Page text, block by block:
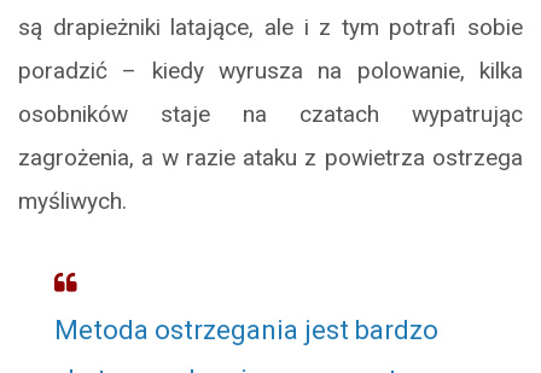
są drapieżniki latające, ale i z tym potrafi sobie
poradzić – kiedy wyrusza na polowanie, kilka
osobników staje na czatach wypatrując
zagrożenia, a w razie ataku z powietrza ostrzega
myśliwych.
Metoda ostrzegania jest bardzo